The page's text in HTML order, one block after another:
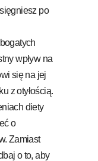
sięgniesz po
wpływ na
się na jej
z otyłością.
diety
o
Zamiast
o to, aby